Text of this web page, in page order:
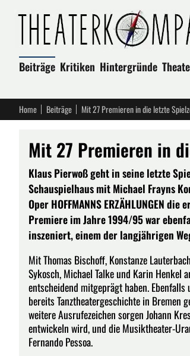
Beiträge Kritiken Hintergründe
Home Beiträge Mit 27 Premieren in die letzte
Mit 27 Premieren in
Klaus Pierwoß geht in seine letzte
Schauspielhaus mit Michael Frayns
Oper HOFFMANNS ERZÄHLUNGEN
Premiere im Jahre 1994/95 war
inszeniert, einem der langjährigen
Mit Thomas Bischoff, Konstanze
Sykosch, Michael Talke und Karin Henkel
entscheidend mitgeprägt haben.
bereits Tanztheatergeschichte in Bremen
weitere Ausrufezeichen sorgen Johann
entwickeln wird, und die Musiktheater-
Fernando Pessoa.